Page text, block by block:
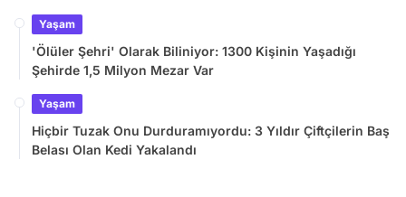
Yaşam
'Ölüler Şehri' Olarak Biliniyor: 1300 Kişinin Yaşadığı
Şehirde 1,5 Milyon Mezar Var
Yaşam
Hiçbir Tuzak Onu Durduramıyordu: 3 Yıldır Çiftçilerin Baş
Belası Olan Kedi Yakalandı